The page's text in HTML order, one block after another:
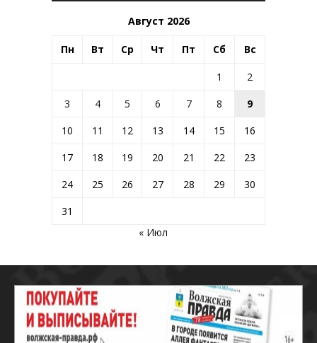
Август 2026
Пн Вт Ср Чт Пт Сб Вс
1
2
3
4 5 6 7 8
9
10
11 12 13 14 15
16
17
18 19 20 21 22
23
24
25 26 27 28 29
30
31
« Июл